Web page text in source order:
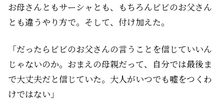
お母さんともサーシャとも、もちろんビビのお父さん
とも違うやり方で。そして、付け加えた。
「だったらビビのお父さんの言うことを信じていいん
じゃないのか。おまえの母親だって、自分では最後ま
で大丈夫だと信じていた。大人がいつでも嘘をつくわ
けではない」